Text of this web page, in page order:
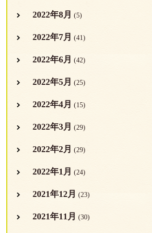
2022年8月 (5)
2022年7月 (41)
2022年6月 (42)
2022年5月 (25)
2022年4月 (15)
2022年3月 (29)
2022年2月 (29)
2022年1月 (24)
2021年12月 (23)
2021年11月 (30)